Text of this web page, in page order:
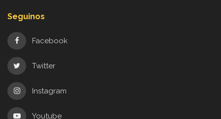
Seguinos
Facebook
Twitter
Instagram
Youtube